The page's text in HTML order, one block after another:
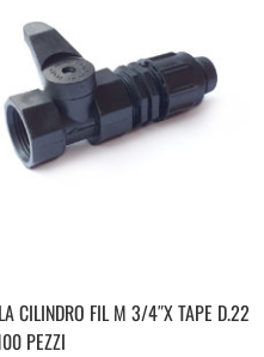
CILINDRO FIL M 3/4″X TAPE D.22
PEZZI